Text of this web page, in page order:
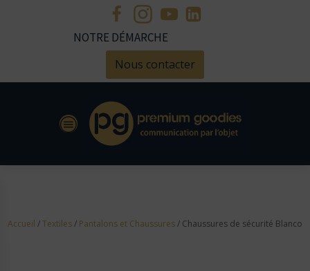
NOTRE DÉMARCHE
Nous contacter
Accueil /Textiles/ Pantalons et Chaussures/ Chaussures de sécurité Blanco